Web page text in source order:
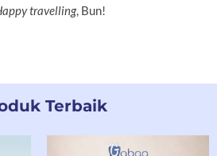
travelling, Bun!
Terbaik